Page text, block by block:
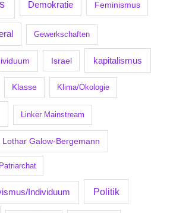
Demokratie Feminismus
Gewerkschaften
Israel kapitalismus
Klasse Klima/Ökologie
Linker Mainstream
Lothar Galow-Bergemann
Patriarchat
Individuum Politik